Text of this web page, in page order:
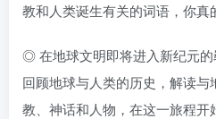
教和人类诞生有关的词语，你真
◎ 在地球文明即将进入新纪元
回顾地球与人类的历史，解读
教、神话和人物，在这一旅程开